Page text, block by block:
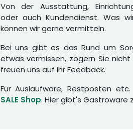
Von der Ausstattung,
oder auch Kundendienst. Was
können wir gerne vermitteln.
Bei uns gibt es das Rund um
etwas vermissen, zögern Sie
freuen uns auf Ihr Feedback.
Für Auslaufware, Restposten
SALE Shop. Hier gibt's Gastroware